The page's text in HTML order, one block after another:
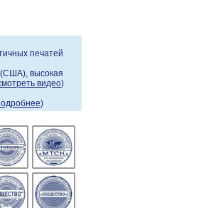
печатей
(США), высокая
видео)
)